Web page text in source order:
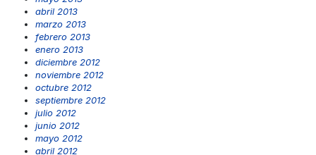
abril 2013
marzo 2013
febrero 2013
enero 2013
diciembre 2012
noviembre 2012
octubre 2012
septiembre 2012
julio 2012
junio 2012
mayo 2012
abril 2012